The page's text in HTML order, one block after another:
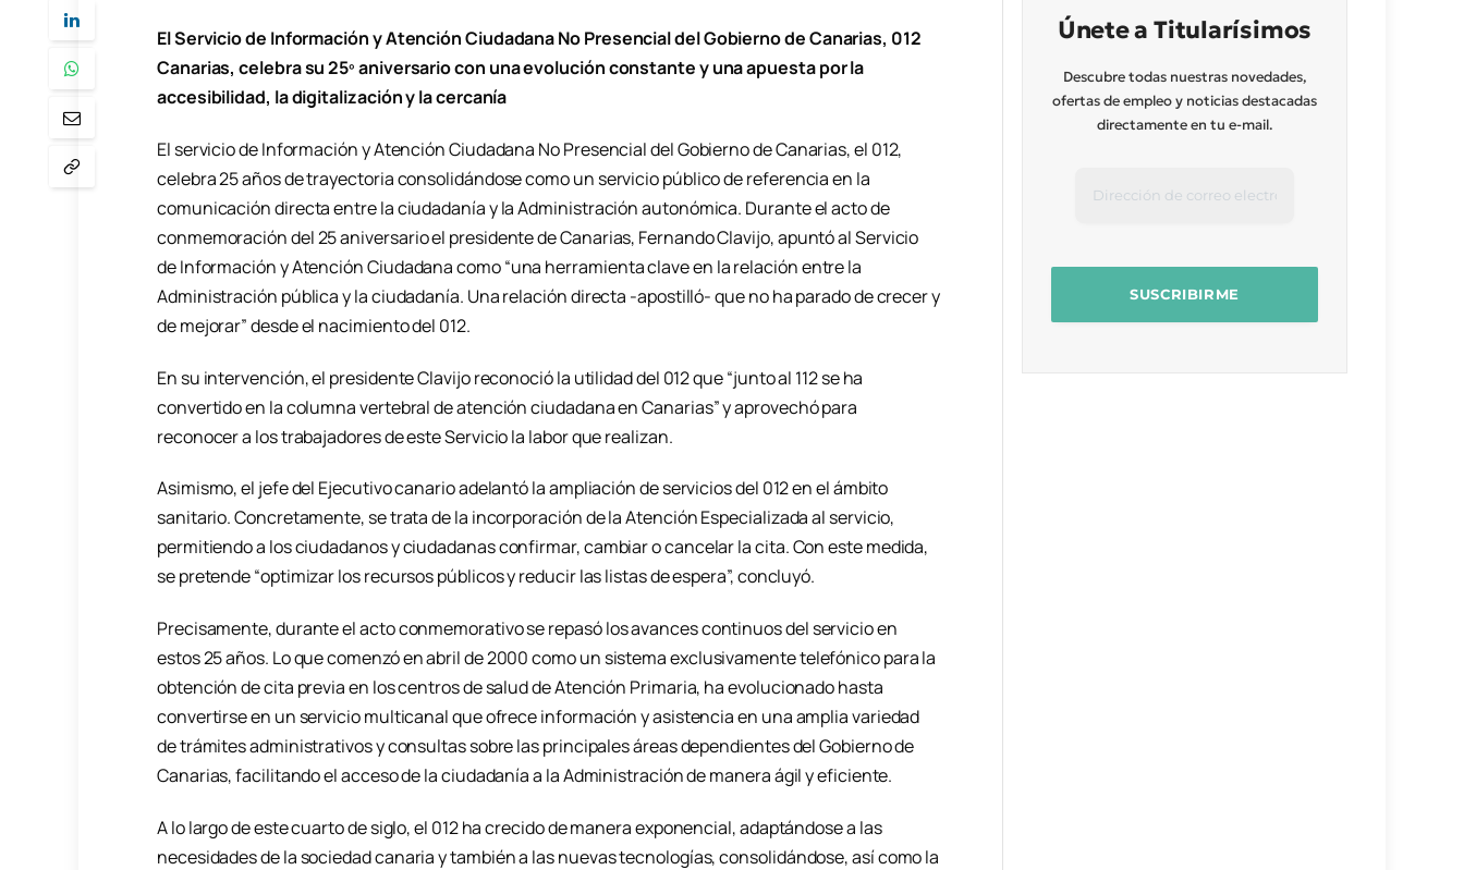
El Servicio de Información y Atención Ciudadana No Presencial del Gobierno de Canarias, 012
Canarias, celebra su 25º aniversario con una evolución constante y una apuesta por la
accesibilidad, la digitalización y la cercanía
El servicio de Información y Atención Ciudadana No Presencial del Gobierno de Canarias, el 012,
celebra 25 años de trayectoria consolidándose como un servicio público de referencia en la
comunicación directa entre la ciudadanía y la Administración autonómica. Durante el acto de
conmemoración del 25 aniversario el presidente de Canarias, Fernando Clavijo, apuntó al Servicio
de Información y Atención Ciudadana como “una herramienta clave en la relación entre la
Administración pública y la ciudadanía. Una relación directa -apostilló- que no ha parado de crecer y
de mejorar” desde el nacimiento del 012.
En su intervención, el presidente Clavijo reconoció la utilidad del 012 que “junto al 112 se ha
convertido en la columna vertebral de atención ciudadana en Canarias” y aprovechó para
reconocer a los trabajadores de este Servicio la labor que realizan.
Asimismo, el jefe del Ejecutivo canario adelantó la ampliación de servicios del 012 en el ámbito
sanitario. Concretamente, se trata de la incorporación de la Atención Especializada al servicio,
permitiendo a los ciudadanos y ciudadanas confirmar, cambiar o cancelar la cita. Con este medida,
se pretende “optimizar los recursos públicos y reducir las listas de espera”, concluyó.
Precisamente, durante el acto conmemorativo se repasó los avances continuos del servicio en
estos 25 años. Lo que comenzó en abril de 2000 como un sistema exclusivamente telefónico para la
obtención de cita previa en los centros de salud de Atención Primaria, ha evolucionado hasta
convertirse en un servicio multicanal que ofrece información y asistencia en una amplia variedad
de trámites administrativos y consultas sobre las principales áreas dependientes del Gobierno de
Canarias, facilitando el acceso de la ciudadanía a la Administración de manera ágil y eficiente.
A lo largo de este cuarto de siglo, el 012 ha crecido de manera exponencial, adaptándose a las
necesidades de la sociedad canaria y también a las nuevas tecnologías, consolidándose, así como la
Únete a Titularísimos
Descubre todas nuestras novedades,
ofertas de empleo y noticias destacadas
directamente en tu e-mail.